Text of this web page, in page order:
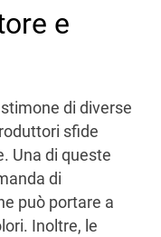
e
di diverse
sfide
Una di queste
di
può portare a
Inoltre, le